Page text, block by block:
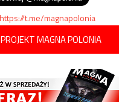
https://t.me/magnapolonia
MAGNA POLONIA